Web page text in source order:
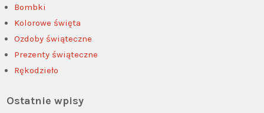
Bombki
Kolorowe święta
Ozdoby świąteczne
Prezenty świąteczne
Rękodzieło
Ostatnie wpisy